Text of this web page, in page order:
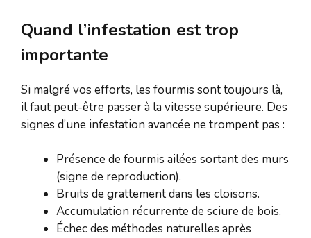
Quand l’infestation est trop
importante
Si malgré vos efforts, les fourmis sont toujours là,
il faut peut-être passer à la vitesse supérieure. Des
signes d’une infestation avancée ne trompent pas :
Présence de fourmis ailées sortant des murs
(signe de reproduction).
Bruits de grattement dans les cloisons.
Accumulation récurrente de sciure de bois.
Échec des méthodes naturelles après